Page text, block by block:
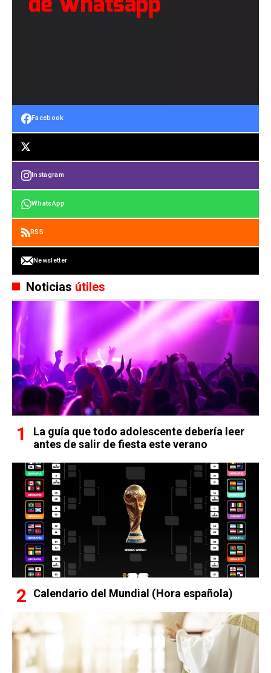
Facebook
Instagram
WhatsApp
RSS
Newsletter
Noticias útiles
La guía que todo adolescente debería leer
antes de salir de fiesta este verano
Calendario del Mundial (Hora española)